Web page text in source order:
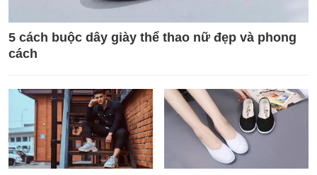
5 cách buộc dây giày thể thao nữ đẹp và phong
cách